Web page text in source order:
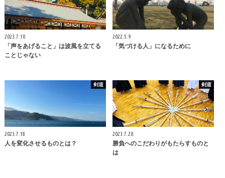
2023.7.10
「声をあげること」は波風を立てる
ことじゃない
2022.5.9
「気づける人」になるために
剣道
2023.7.18
人を変化させるものとは？
剣道
2023.7.20
勝負へのこだわりがもたらすものと
は